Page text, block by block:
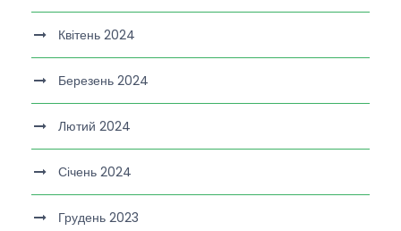
Квітень 2024
Березень 2024
Лютий 2024
Січень 2024
Грудень 2023